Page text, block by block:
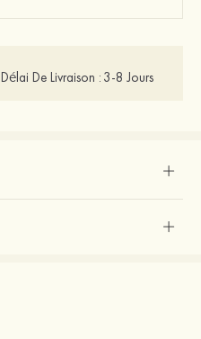
Délai De Livraison : 3-8 Jours